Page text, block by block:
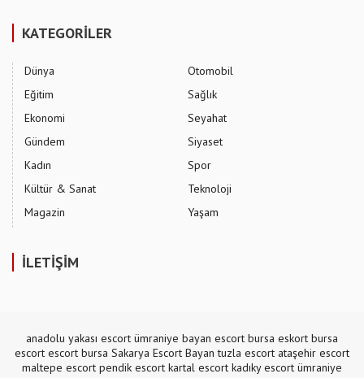
KATEGORİLER
Dünya
Eğitim
Ekonomi
Gündem
Kadın
Kültür & Sanat
Magazin
Otomobil
Sağlık
Seyahat
Siyaset
Spor
Teknoloji
Yaşam
İLETİŞİM
anadolu yakası escort ümraniye bayan escort bursa eskort bursa
escort escort bursa Sakarya Escort Bayan tuzla escort ataşehir escort
maltepe escort pendik escort kartal escort kadıky escort ümraniye